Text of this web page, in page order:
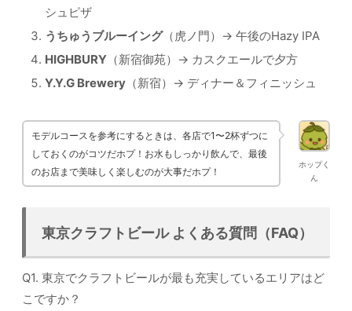
シュピザ
うちゅうブルーイング（虎ノ門）→ 午後のHazy IPA
HIGHBURY （新宿御苑）→ カスクエールで夕方
Y.Y.G Brewery （新宿）→ ディナー＆フィニッシュ
ホップく
ん
モデルコースを参考にするときは、各店で1〜2杯ずつに
しておくのがコツだホプ！お水もしっかり飲んで、最後
のお店まで美味しく楽しむのが大事だホプ！
東京クラフトビール よくある質問（FAQ）
Q1. 東京でクラフトビールが最も充実しているエリアはど
こですか？